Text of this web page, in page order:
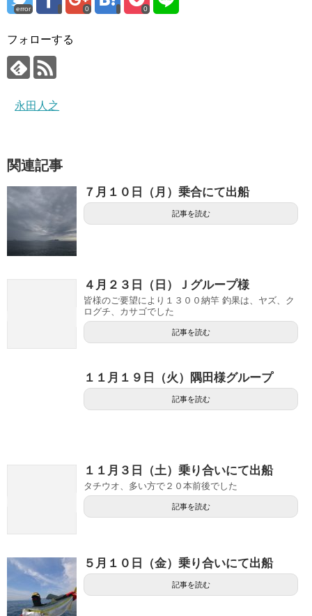
error 0 0
フォローする
永田人之
関連記事
７月１０日（月）乗合にて出船
記事を読む
４月２３日（日）Ｊグループ様
皆様のご要望により１３００納竿 釣果は、ヤズ、ク
ログチ、カサゴでした
記事を読む
１１月１９日（火）隅田様グループ
記事を読む
１１月３日（土）乗り合いにて出船
タチウオ、多い方で２０本前後でした
記事を読む
５月１０日（金）乗り合いにて出船
記事を読む